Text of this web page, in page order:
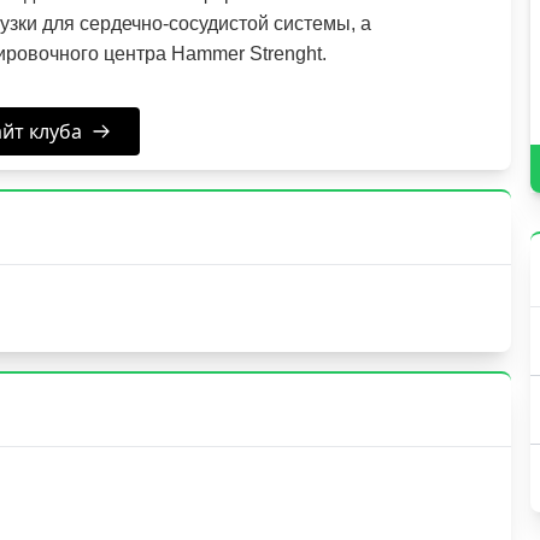
для сердечно-сосудистой системы, а
центра Hammer Strenght.
клуба